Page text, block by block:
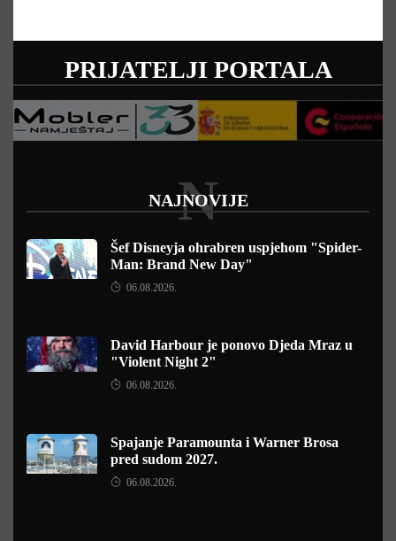
PRIJATELJI PORTALA
NAJNOVIJE
N
Šef Disneyja ohrabren uspjehom "Spider-
Man: Brand New Day"
06.08.2026.
David Harbour je ponovo Djeda Mraz u
"Violent Night 2"
06.08.2026.
Spajanje Paramounta i Warner Brosa
pred sudom 2027.
06.08.2026.